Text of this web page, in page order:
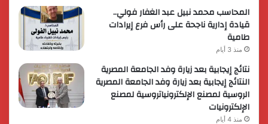
المحاسب محمد نبيل عبد الغفار فولي..
قيادة إدارية ناجحة على رأس فرع إيرادات
طامية
منذ 3 أيام
نتائج إيجابية بعد زيارة وفد الجامعة المصرية
النتائج إيجابية بعد زيارة وفد الجامعة المصرية
الروسية لمصنع الإلكترونياتروسية لمصنع
الإلكترونيات
منذ 4 أيام